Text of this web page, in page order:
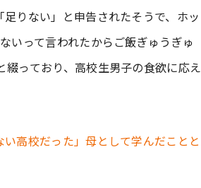
りない」と申告されたそうで、ホッ
いって言われたからご飯ぎゅうぎゅ
っており、高校生男子の食欲に応え
高校だった」母として学んだことと